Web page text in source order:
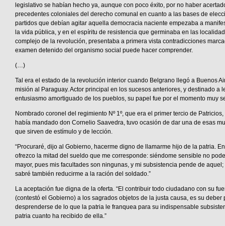
legislativo se habían hecho ya, aunque con poco éxito, por no haber
precedentes coloniales del derecho comunal en cuanto a las bases de
partidos que debían agitar aquella democracia naciente empezaba a
la vida pública, y en el espíritu de resistencia que germinaba en las
complejo de la revolución, presentaba a primera vista contradicciones
examen detenido del organismo social puede hacer comprender.
(…)
Tal era el estado de la revolución interior cuando Belgrano llegó a Buenos
misión al Paraguay. Actor principal en los sucesos anteriores, y destinado a
entusiasmo amortiguado de los pueblos, su papel fue por el momento muy
Nombrado coronel del regimiento Nº 1º, que era el primer tercio de
había mandado don Cornelio Saavedra, tuvo ocasión de dar una de esas
que sirven de estímulo y de lección.
“Procuraré, dijo al Gobierno, hacerme digno de llamarme hijo de la patria.
ofrezco la mitad del sueldo que me corresponde: siéndome sensible no
mayor, pues mis facultades son ningunas, y mi subsistencia pende de
sabré también reducirme a la ración del soldado.”
La aceptación fue digna de la oferta. “El contribuir todo ciudadano con su
(contestó el Gobierno) a los sagrados objetos de la justa causa, es su deber
desprenderse de lo que la patria le franquea para su indispensable
patria cuanto ha recibido de ella.”